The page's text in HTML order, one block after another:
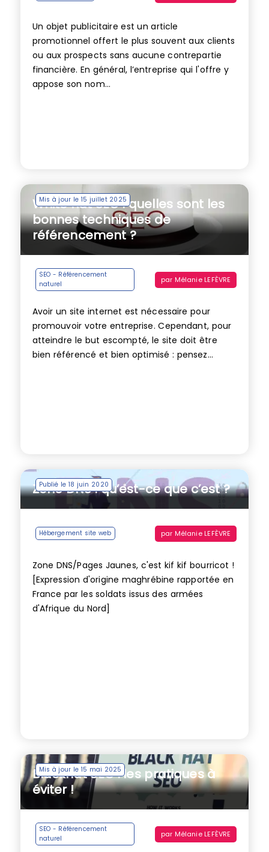
Un objet publicitaire est un article
promotionnel offert le plus souvent aux clients
ou aux prospects sans aucune contrepartie
financière. En général, l’entreprise qui l'offre y
appose son nom...
Mis à jour le 15 juillet 2025
White hat SEO : quelles sont les
bonnes techniques de
référencement ?
SEO - Référencement
naturel
par Mélanie LEFÈVRE
Avoir un site internet est nécessaire pour
promouvoir votre entreprise. Cependant, pour
atteindre le but escompté, le site doit être
bien référencé et bien optimisé : pensez...
Publié le 18 juin 2020
Zone DNS : qu’est-ce que c’est ?
Hébergement site web par Mélanie LEFÈVRE
Zone DNS/Pages Jaunes, c'est kif kif bourricot !
[Expression d'origine maghrébine rapportée en
France par les soldats issus des armées
d'Afrique du Nord]
Mis à jour le 15 mai 2025
Blackhat SEO : les pratiques à
éviter !
SEO - Référencement
naturel
par Mélanie LEFÈVRE